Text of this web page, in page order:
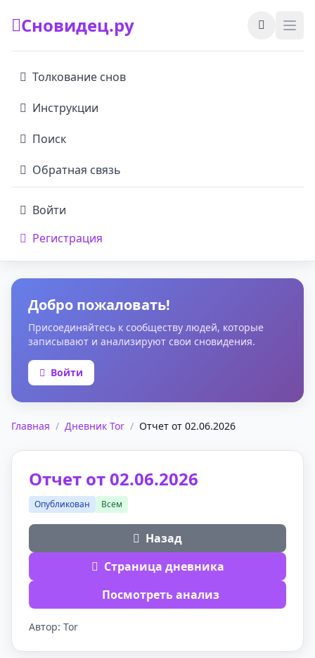
Сновидец.ру
Толкование снов
Инструкции
Поиск
Обратная связь
Войти
Регистрация
Добро пожаловать!
Присоединяйтесь к сообществу людей, которые
записывают и анализируют свои сновидения.
Войти
Главная / Дневник Tor / Отчет от 02.06.2026
Отчет от 02.06.2026
Опубликован Всем
Назад
Страница дневника
Посмотреть анализ
Автор: Tor